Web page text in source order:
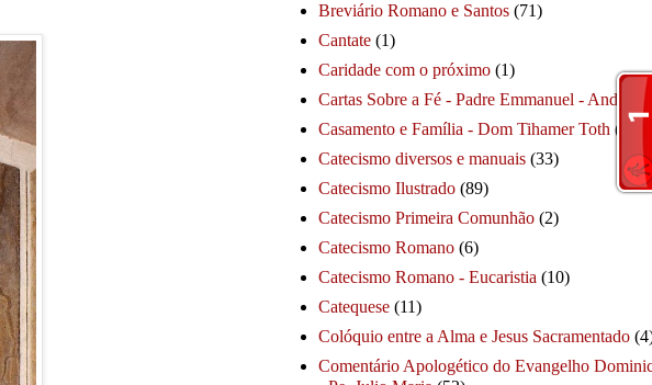
Breviário Romano e Santos (71)
Cantate (1)
Caridade com o próximo (1)
Cartas Sobre a Fé - Padre Emmanuel - André
Casamento e Família - Dom Tihamer Toth (115)
Catecismo diversos e manuais (33)
Catecismo Ilustrado (89)
Catecismo Primeira Comunhão (2)
Catecismo Romano (6)
Catecismo Romano - Eucaristia (10)
Catequese (11)
Colóquio entre a Alma e Jesus Sacramentado
Comentário Apologético do Evangelho